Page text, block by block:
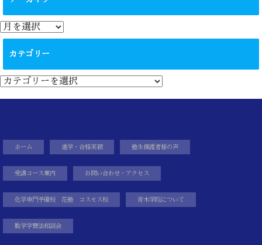
ア
ー
カテゴリー
カ
テ
ゴ
ホーム 進学・合格実績 塾生保護者様の声
受講コース案内 お問い合わせ・アクセス
化学専門予備校 花塾 コスモス校 青木学院について
数学学習法相談会